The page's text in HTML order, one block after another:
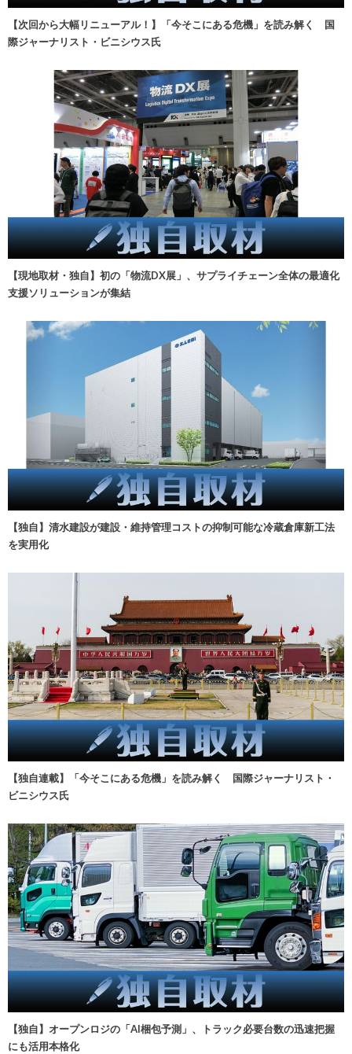
【次回から大幅リニューアル！】「今そこにある危機」を読み解く 国
際ジャーナリスト・ビニシウス氏
【現地取材・独自】初の「物流DX展」、サプライチェーン全体の最適化
支援ソリューションが集結
【独自】清水建設が建設・維持管理コストの抑制可能な冷蔵倉庫新工法
を実用化
【独自連載】「今そこにある危機」を読み解く 国際ジャーナリスト・
ビニシウス氏
【独自】オープンロジの「AI梱包予測」、トラック必要台数の迅速把握
にも活用本格化